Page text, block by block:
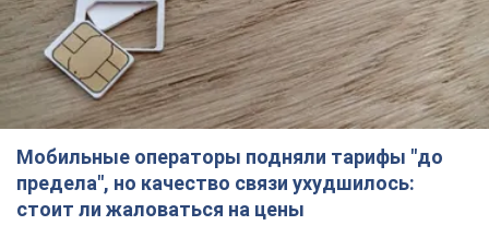
Мобильные операторы подняли тарифы "до
предела", но качество связи ухудшилось:
стоит ли жаловаться на цены